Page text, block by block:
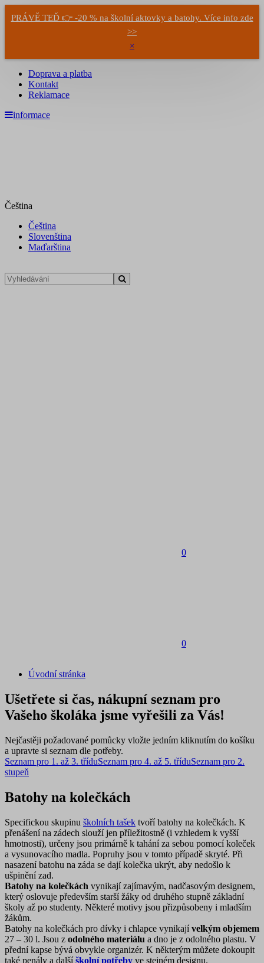
PRÁVĚ TEĎ 👉 -20 % na školní aktovky a batohy. Více info zde
>>
×
Doprava a platba
Kontakt
Reklamace
informace
Čeština
Čeština
Slovenština
Maďarština
0
0
Úvodní stránka
Ušetřete si čas, nákupní seznam pro
Vašeho školáka jsme vyřešili za Vás!
Nejčastěji požadované pomůcky vložte jedním kliknutím do košíku
a upravte si seznam dle potřeby.
Seznam pro 1. až 3. tříduSeznam pro 4. až 5. tříduSeznam pro 2.
stupeň
Batohy na kolečkách
Specifickou skupinu školních tašek tvoří batohy na kolečkách. K
přenášení na zádech slouží jen příležitostně (i vzhledem k vyšší
hmotnosti), určeny jsou primárně k tahání za sebou pomocí koleček
a vysunovacího madla. Popruhy jsou v tomto případě skryté. Při
nasazení batohu na záda se dají kolečka ukrýt, aby nedošlo k
ušpinění zad.
Batohy na kolečkách vynikají zajímavým, nadčasovým designem,
který oslovuje především starší žáky od druhého stupně základní
školy až po studenty. Některé motivy jsou přizpůsobeny i mladším
žákům.
Batohy na kolečkách pro dívky i chlapce vynikajívelkým objemem
27 – 30 l. Jsou z odolného materiálu a dno je z odolného plastu. V
přední kapse bývá obvykle organizér. K některým můžete dokoupit
také penály a dalšíškolní potřeby ve stejném designu.